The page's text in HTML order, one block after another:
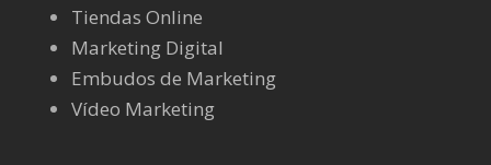
Tiendas Online
Marketing Digital
Embudos de Marketing
Vídeo Marketing